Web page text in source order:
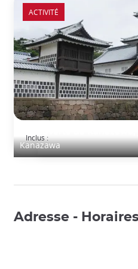
Kanazawa
Inclus :
ACTIVITÉ
Adresse -